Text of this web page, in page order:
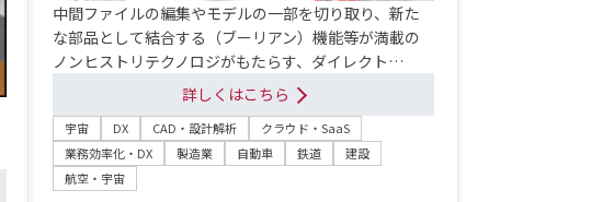
中間ファイルの編集やモデルの一部を切り取り、新た
な部品として結合する（ブーリアン）機能等が満載の
ノンヒストリテクノロジがもたらす、ダイレクト…
詳しくはこちら
宇宙 DX CAD・設計解析
クラウド・SaaS
業務効率化・DX
製造業 自動車 鉄道
建設
航空・宇宙